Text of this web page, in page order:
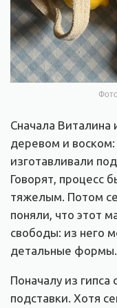
Сначала Виталина
деревом и
изготавливали
Говорят, процесс
тяжелым. Потом
поняли, что этот
свободы: из него
детальные формы.
Поначалу из
подставки. Хотя